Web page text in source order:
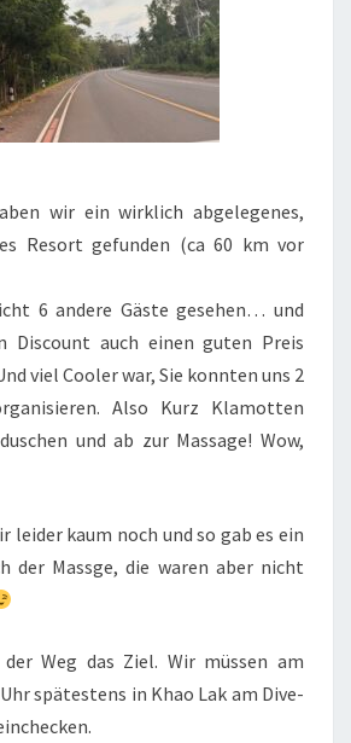
wir ein wirklich abgelegenes,
Resort gefunden (ca 60 km vor
6 andere Gäste gesehen… und
Discount auch einen guten Preis
viel Cooler war, Sie konnten uns 2
Also Kurz Klamotten
und ab zur Massage! Wow,
leider kaum noch und so gab es ein
der Massge, die waren aber nicht
Weg das Ziel. Wir müssen am
spätestens in Khao Lak am Dive-